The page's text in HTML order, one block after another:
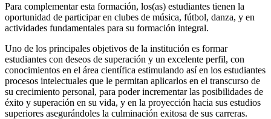
Para complementar esta formación, los(as) estudiantes tienen la
oportunidad de participar en clubes de música, fútbol, danza, y en
actividades fundamentales para su formación integral.
Uno de los principales objetivos de la institución es formar
estudiantes con deseos de superación y un excelente perfil, con
conocimientos en el área científica estimulando así en los estudiantes
procesos intelectuales que le permitan aplicarlos en el transcurso de
su crecimiento personal, para poder incrementar las posibilidades de
éxito y superación en su vida, y en la proyección hacia sus estudios
superiores asegurándoles la culminación exitosa de sus carreras.